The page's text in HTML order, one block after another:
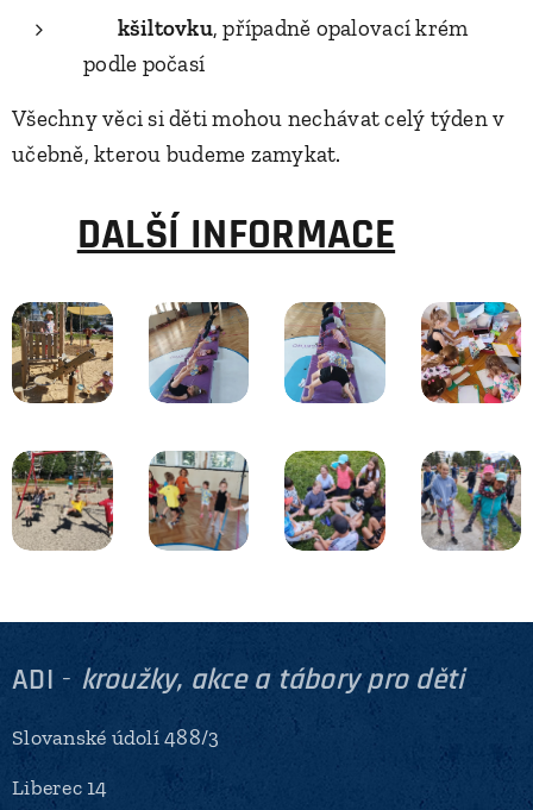
kšiltovku, případně opalovací krém
podle počasí
Všechny věci si děti mohou nechávat celý týden v
učebně, kterou budeme zamykat.
💡DALŠÍ INFORMACE
ADI - kroužky, akce a tábory pro děti
Slovanské údolí 488/3
Liberec 14